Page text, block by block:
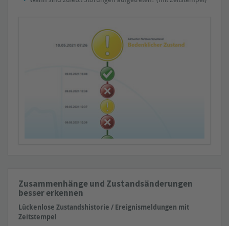
Kompatibel mit allen herkömmlichen Industrial Ethernet-
Switches. Einige Parameter sind nur mit spezifischen Switches
(bspw. PROmesh-Serie) abrufbar.
» Erforderliche Hardware
Fehlertelegramme (Errors)
Zusammenhänge und Zustandsänderungen
besser erkennen
Lückenlose Zustandshistorie / Ereignismeldungen mit
Zeitstempel